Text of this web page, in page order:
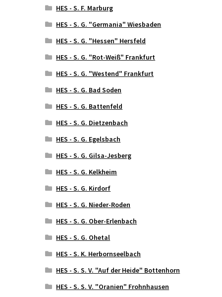
HES - S. F. Marburg
HES - S. G. "Germania" Wiesbaden
HES - S. G. "Hessen" Hersfeld
HES - S. G. "Rot-Weiß" Frankfurt
HES - S. G. "Westend" Frankfurt
HES - S. G. Bad Soden
HES - S. G. Battenfeld
HES - S. G. Dietzenbach
HES - S. G. Egelsbach
HES - S. G. Gilsa-Jesberg
HES - S. G. Kelkheim
HES - S. G. Kirdorf
HES - S. G. Nieder-Roden
HES - S. G. Ober-Erlenbach
HES - S. G. Ohetal
HES - S. K. Herbornseelbach
HES - S. S. V. "Auf der Heide" Bottenhorn
HES - S. S. V. "Oranien" Frohnhausen